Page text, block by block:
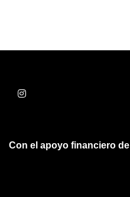
Con el apoyo financiero de